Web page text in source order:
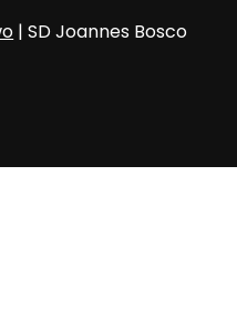
| SD Joannes Bosco